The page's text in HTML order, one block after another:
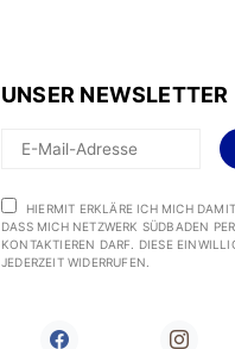
UNSER NEWSLETTER
HIERMIT ERKLÄRE ICH MICH
DASS MICH NETZWERK SÜDBADEN
KONTAKTIEREN DARF. DIESE
JEDERZEIT WIDERRUFEN.